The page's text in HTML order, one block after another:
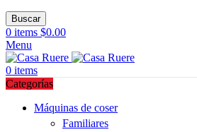
Buscar
0 items $0.00
Menu
0 items
Categorías
Máquinas de coser
Familiares